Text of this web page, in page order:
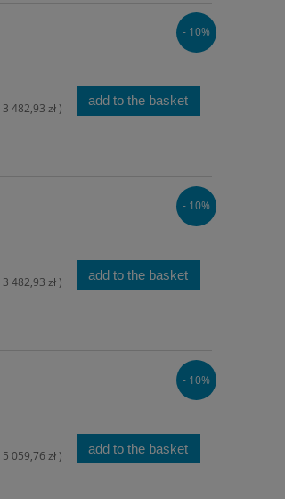
3 482,93 zł ) add to the basket
- 10%
3 482,93 zł ) add to the basket
- 10%
5 059,76 zł ) add to the basket
- 10%